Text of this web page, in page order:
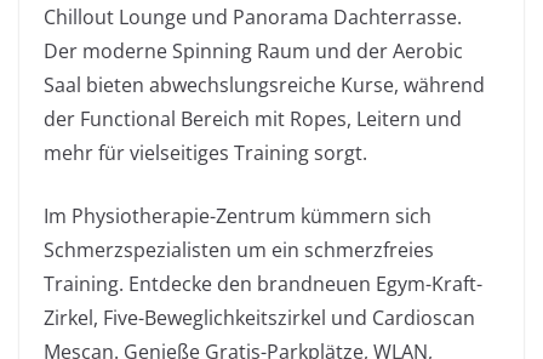
Chillout Lounge und Panorama Dachterrasse.
Der moderne Spinning Raum und der Aerobic
Saal bieten abwechslungsreiche Kurse, während
der Functional Bereich mit Ropes, Leitern und
mehr für vielseitiges Training sorgt.
Im Physiotherapie-Zentrum kümmern sich
Schmerzspezialisten um ein schmerzfreies
Training. Entdecke den brandneuen Egym-Kraft-
Zirkel, Five-Beweglichkeitszirkel und Cardioscan
Mescan. Genieße Gratis-Parkplätze, WLAN,